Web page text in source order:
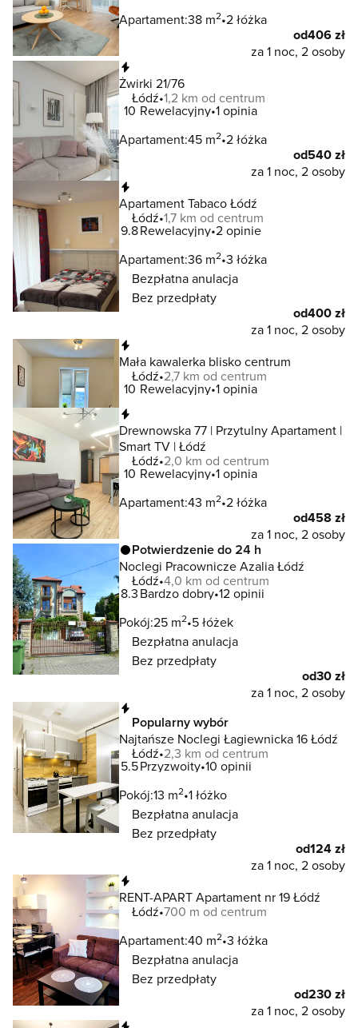
Apartament:38 m2 2 łóżka
od406 zł
za 1 noc, 2 osoby
Żwirki 21/76
Łódź 1,2 km od centrum
10 Rewelacyjny 1 opinia
Apartament:45 m2 2 łóżka
od540 zł
za 1 noc, 2 osoby
Apartament Tabaco Łódź
Łódź 1,7 km od centrum
9.8Rewelacyjny 2 opinie
Apartament:36 m2 3 łóżka
Bezpłatna anulacja
Bez przedpłaty
od400 zł
za 1 noc, 2 osoby
Mała kawalerka blisko centrum
Łódź 2,7 km od centrum
10 Rewelacyjny 1 opinia
Drewnowska 77 | Przytulny Apartament |
Smart TV | Łódź
Łódź 2,0 km od centrum
10 Rewelacyjny 1 opinia
Apartament:43 m2 2 łóżka
od458 zł
za 1 noc, 2 osoby
Potwierdzenie do 24 h
Noclegi Pracownicze Azalia Łódź
Łódź 4,0 km od centrum
8.3Bardzo dobry 12 opinii
Pokój:25 m2 5 łóżek
Bezpłatna anulacja
Bez przedpłaty
od30 zł
za 1 noc, 2 osoby
Popularny wybór
Najtańsze Noclegi Łagiewnicka 16 Łódź
Łódź 2,3 km od centrum
5.5Przyzwoity 10 opinii
Pokój:13 m2 1 łóżko
Bezpłatna anulacja
Bez przedpłaty
od124 zł
za 1 noc, 2 osoby
RENT-APART Apartament nr 19 Łódź
Łódź 700 m od centrum
Apartament:40 m2 3 łóżka
Bezpłatna anulacja
Bez przedpłaty
od230 zł
za 1 noc, 2 osoby